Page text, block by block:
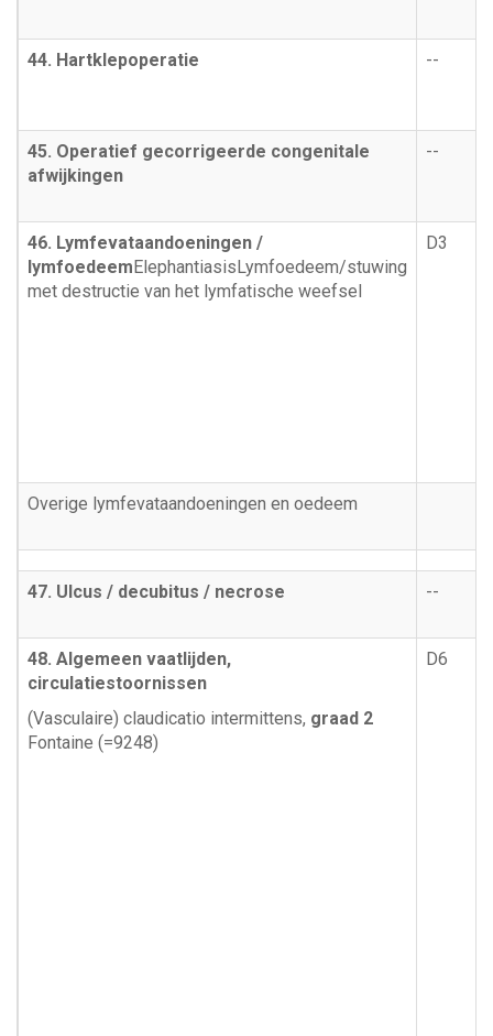
44. Hartklepoperatie --
45. Operatief gecorrigeerde congenitale
afwijkingen
--
46. Lymfevataandoeningen /
lymfoedeemElephantiasisLymfoedeem/stuwing
met destructie van het lymfatische weefsel
D3
Overige lymfevataandoeningen en oedeem
47. Ulcus / decubitus / necrose --
48. Algemeen vaatlijden,
circulatiestoornissen
(Vasculaire) claudicatio intermittens, graad 2
Fontaine (=9248)
D6